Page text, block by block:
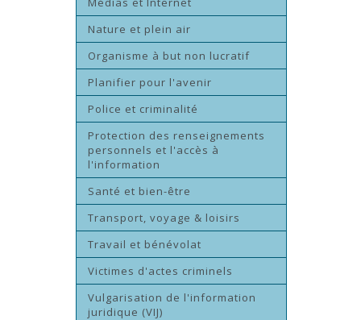
Nature et plein air
Organisme à but non lucratif
Planifier pour l'avenir
Police et criminalité
Protection des renseignements
personnels et l'accès à
l'information
Santé et bien-être
Transport, voyage & loisirs
Travail et bénévolat
Victimes d'actes criminels
Vulgarisation de l'information
juridique (VIJ)